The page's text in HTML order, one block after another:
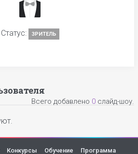
Статус: ЗРИТЕЛЬ
Всего добавлено 0 слайд-шоу.
Конкурсы Обучение
Программа